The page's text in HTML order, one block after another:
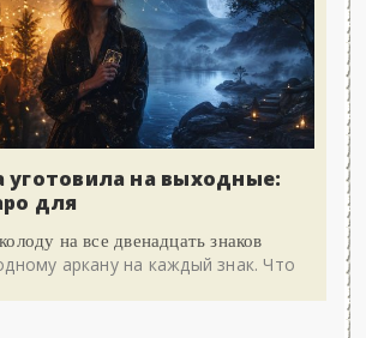
уготовила на выходные:
для
на все двенадцать знаков
аркану на каждый знак. Что